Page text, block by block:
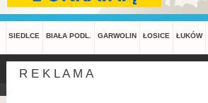
SIEDLCE BIAŁA PODL. GARWOLIN ŁOSICE ŁUKÓW
R E K L A M A